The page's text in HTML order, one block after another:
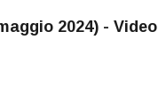
2024) - Video